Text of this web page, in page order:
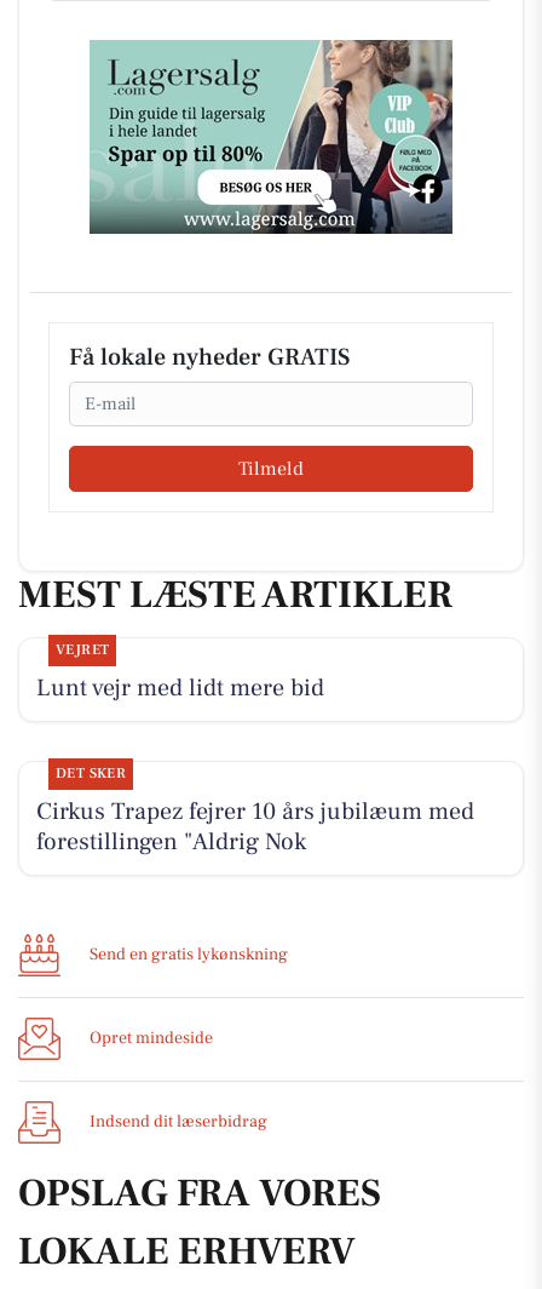
Få lokale nyheder GRATIS
Email
Tilmeld
MEST LÆSTE ARTIKLER
VEJRET
Lunt vejr med lidt mere bid
DET SKER
Cirkus Trapez fejrer 10 års jubilæum med
forestillingen "Aldrig Nok
Send en gratis lykønskning
Opret mindeside
Indsend dit læserbidrag
OPSLAG FRA VORES
LOKALE ERHVERV